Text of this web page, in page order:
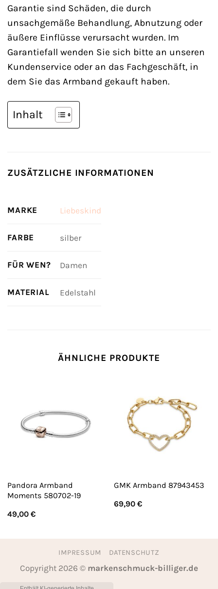
Garantie sind Schäden, die durch
unsachgemäße Behandlung, Abnutzung oder
äußere Einflüsse verursacht wurden. Im
Garantiefall wenden Sie sich bitte an unseren
Kundenservice oder an das Fachgeschäft, in
dem Sie das Armband gekauft haben.
Inhalt
ZUSÄTZLICHE INFORMATIONEN
MARKE Liebeskind
FARBE silber
FÜR WEN? Damen
MATERIAL Edelstahl
ÄHNLICHE PRODUKTE
Pandora Armband
Moments 580702-19
49,00 €
GMK Armband 87943453
69,90 €
IMPRESSUM DATENSCHUTZ
Copyright 2026 © markenschmuck-billiger.de